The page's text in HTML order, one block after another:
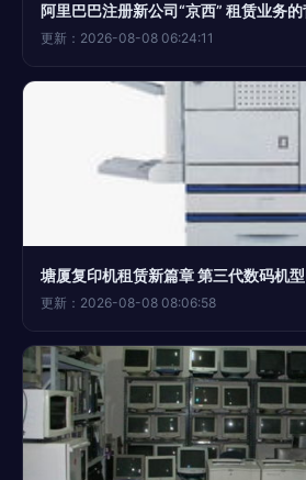
阿里巴巴注册新公司“京西” 租赁业务
更新：2026-08-08 06:24:11
塘厦复印机租赁新篇章 第三代数码机
更新：2026-08-08 08:06:58